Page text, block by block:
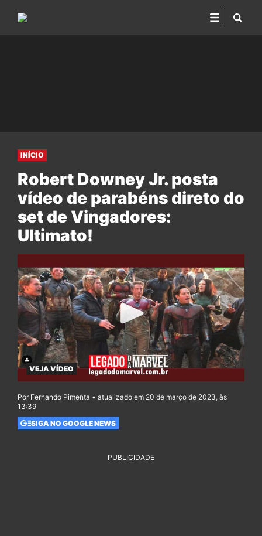
INÍCIO
Robert Downey Jr. posta
vídeo de parabéns direto do
set de Vingadores:
Ultimato!
VEJA VÍDEO
Por Fernando Pimenta • atualizado em 20 de março de 2023, às
13:39
SIGA NO GOOGLE NEWS
PUBLICIDADE